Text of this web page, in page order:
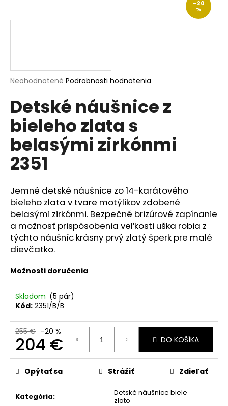
Priemerné
produktu
je
0,0
5
hviezdičiek.
Neohodnotené Podrobnosti hodnotenia
Detské náušnice z
bieleho zlata s
belasými zirkónmi
2351
Jemné detské náušnice zo 14-karátového
bieleho zlata v tvare motýlikov zdobené
belasými zirkónmi. Bezpečné brizúrové zapínanie
a možnosť prispôsobenia veľkosti uška robia z
týchto náušníc krásny prvý zlatý šperk pre malé
dievčatko.
Možnosti doručenia
Skladom (5 pár)
Kód: 2351/B/B
255 € –20 %
204 €
Jednotková
cena:
DO KOŠÍKA
Kategória:
Detské náušnice biele
zlato
Opýtať sa Strážiť Zdieľať
–20
%
j
?
HĽADAŤ
O
d
p
o
r
ú
č
a
m